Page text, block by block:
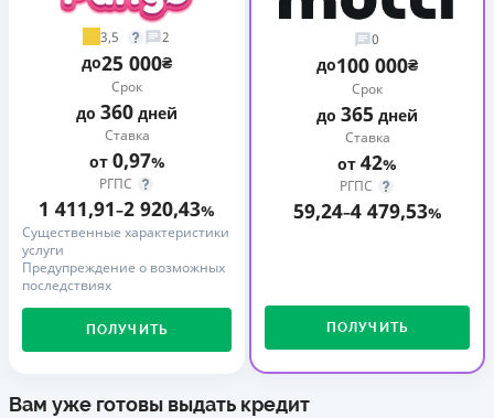
3,5 2
до25 000₴
Срок
до 360 дней
Ставка
от 0,97%
РГПС
1 411,91–2 920,43%
Существенные характеристики
услуги
Предупреждение о возможных
последствиях
ПОЛУЧИТЬ
0
до100 000₴
Срок
до 365 дней
Ставка
от 42%
РГПС
59,24–4 479,53%
ПОЛУЧИТЬ
Вам уже готовы выдать кредит